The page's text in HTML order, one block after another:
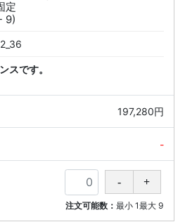
定
9)
スです。
197,280円
-
注文可能数：最小 1最大 9